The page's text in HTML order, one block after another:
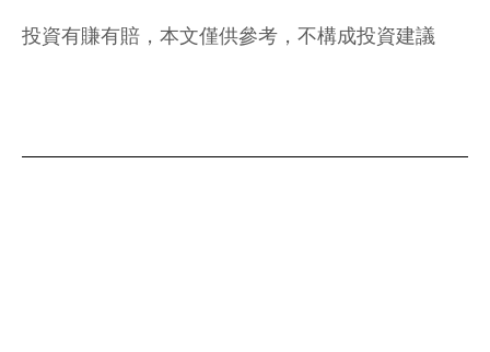
投資有賺有賠，本文僅供參考，不構成投資建議